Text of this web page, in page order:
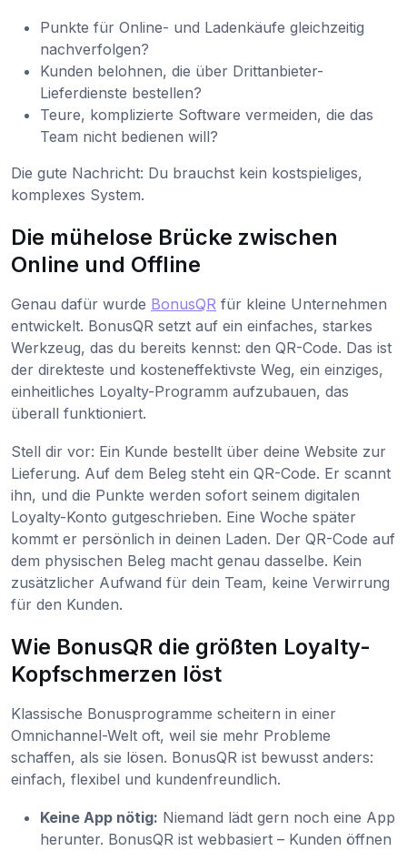
Punkte für Online- und Ladenkäufe gleichzeitig
nachverfolgen?
Kunden belohnen, die über Drittanbieter-
Lieferdienste bestellen?
Teure, komplizierte Software vermeiden, die das
Team nicht bedienen will?
Die gute Nachricht: Du brauchst kein kostspieliges,
komplexes System.
Die mühelose Brücke zwischen
Online und Offline
Genau dafür wurde BonusQR für kleine Unternehmen
entwickelt. BonusQR setzt auf ein einfaches, starkes
Werkzeug, das du bereits kennst: den QR-Code. Das ist
der direkteste und kosteneffektivste Weg, ein einziges,
einheitliches Loyalty-Programm aufzubauen, das
überall funktioniert.
Stell dir vor: Ein Kunde bestellt über deine Website zur
Lieferung. Auf dem Beleg steht ein QR-Code. Er scannt
ihn, und die Punkte werden sofort seinem digitalen
Loyalty-Konto gutgeschrieben. Eine Woche später
kommt er persönlich in deinen Laden. Der QR-Code auf
dem physischen Beleg macht genau dasselbe. Kein
zusätzlicher Aufwand für dein Team, keine Verwirrung
für den Kunden.
Wie BonusQR die größten Loyalty-
Kopfschmerzen löst
Klassische Bonusprogramme scheitern in einer
Omnichannel-Welt oft, weil sie mehr Probleme
schaffen, als sie lösen. BonusQR ist bewusst anders:
einfach, flexibel und kundenfreundlich.
Keine App nötig: Niemand lädt gern noch eine App
herunter. BonusQR ist webbasiert – Kunden öffnen